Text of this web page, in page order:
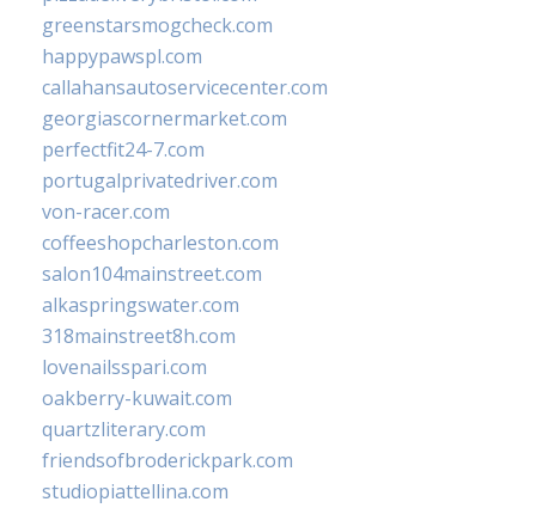
greenstarsmogcheck.com
happypawspl.com
callahansautoservicecenter.com
georgiascornermarket.com
perfectfit24-7.com
portugalprivatedriver.com
von-racer.com
coffeeshopcharleston.com
salon104mainstreet.com
alkaspringswater.com
318mainstreet8h.com
lovenailsspari.com
oakberry-kuwait.com
quartzliterary.com
friendsofbroderickpark.com
studiopiattellina.com